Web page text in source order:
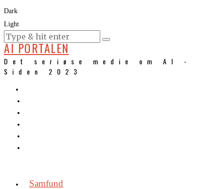
Dark
Light
KURSER
AI PORTALEN
Det seriøse medie om AI -
Siden 2023
Samfund